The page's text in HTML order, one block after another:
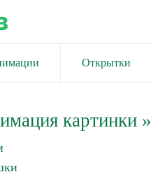
Открытки
картинки»